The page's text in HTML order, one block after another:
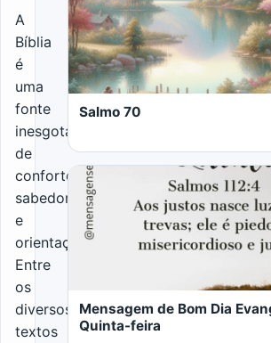
A
Bíblia
é
uma
fonte
inesgotável
de
conforto,
sabedoria
e
orientação.
Entre
os
diversos
textos
LER MAIS
Salmo 70
Mensagem de Bom Dia
Quinta-feira